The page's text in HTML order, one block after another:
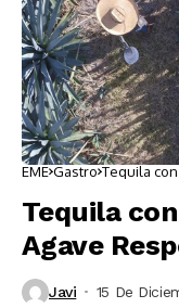
EME Gastro Tequila
Ambiental
Tequila
Agave
Javi 15 De